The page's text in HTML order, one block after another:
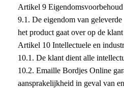
Artikel 9 Eigendomsvoorbehoud
9.1. De eigendom van
het product gaat over op de
Artikel 10 Intellectuele en
10.1. De klant dient alle
10.2. Emaille Bordjes Online
aansprakelijkheid in geval van